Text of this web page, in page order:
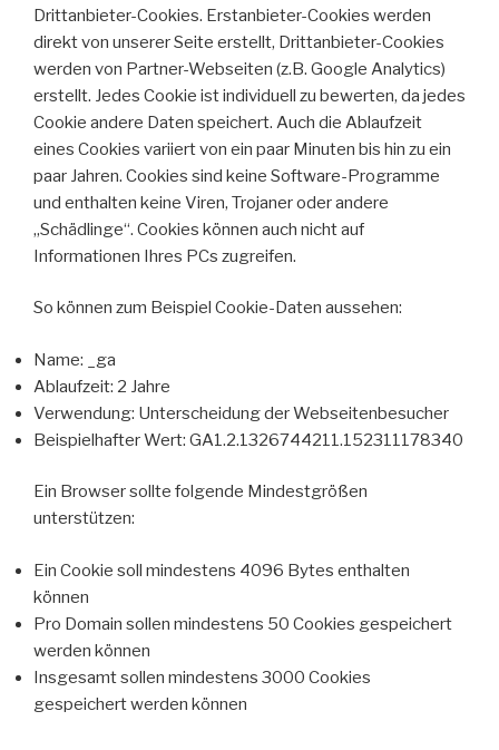
Drittanbieter-Cookies. Erstanbieter-Cookies werden
direkt von unserer Seite erstellt, Drittanbieter-Cookies
werden von Partner-Webseiten (z.B. Google Analytics)
erstellt. Jedes Cookie ist individuell zu bewerten, da jedes
Cookie andere Daten speichert. Auch die Ablaufzeit
eines Cookies variiert von ein paar Minuten bis hin zu ein
paar Jahren. Cookies sind keine Software-Programme
und enthalten keine Viren, Trojaner oder andere
„Schädlinge“. Cookies können auch nicht auf
Informationen Ihres PCs zugreifen.
So können zum Beispiel Cookie-Daten aussehen:
Name: _ga
Ablaufzeit: 2 Jahre
Verwendung: Unterscheidung der Webseitenbesucher
Beispielhafter Wert: GA1.2.1326744211.152311178340
Ein Browser sollte folgende Mindestgrößen
unterstützen:
Ein Cookie soll mindestens 4096 Bytes enthalten
können
Pro Domain sollen mindestens 50 Cookies gespeichert
werden können
Insgesamt sollen mindestens 3000 Cookies
gespeichert werden können